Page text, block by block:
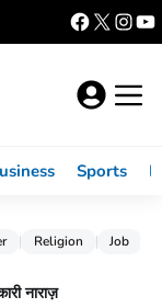
Sports
Religion Job
नाराज़